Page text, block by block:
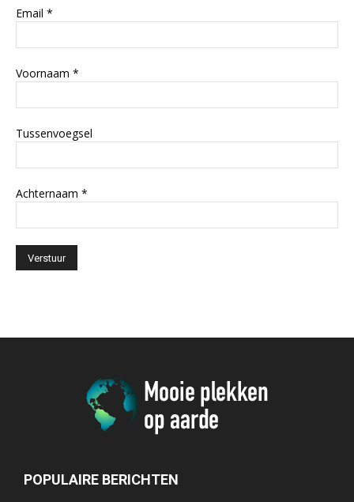
Email *
Voornaam *
Tussenvoegsel
Achternaam *
POPULAIRE BERICHTEN